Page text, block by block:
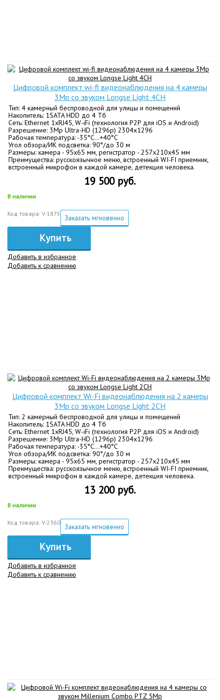
Цифровой комплект wi-fi видеонаблюдения на 4 камеры
3Mp со звуком Longse Light 4CH
Тип: 4 камерный беспроводной для улицы и помещений
Накопитель: 1SATA HDD до 4 Tб
Сеть: Ethernet 1хRJ45, W-iFi (технология P2P для iOS и Android)
Разрешение: 3Mp Ultra-HD (1296p) 2304х1296
Рабочая температура: -35°C…+40°C
Угол обзора/ИК подсветка: 90°/до 30 м
Размеры: камера - 95х65 мм, регистратор - 257х210х45 мм
Преимущества: русскоязычное меню, встроенный WI-FI приемник,
встроенный микрофон в каждой камере, детекция человека.
19 500 руб.
В наличии
Код товара: V-1875 Заказать мгновенно
Купить
Добавить в избранное
Добавить к сравнению
Цифровой комплект Wi-Fi видеонаблюдения на 2 камеры
3Mp со звуком Longse Light 2CH
Тип: 2 камерный беспроводной для улицы и помещений
Накопитель: 1SATA HDD до 4 Tб
Сеть: Ethernet 1хRJ45, W-iFi (технология P2P для iOS и Android)
Разрешение: 3Mp Ultra-HD (1296p) 2304х1296
Рабочая температура: -35°C…+40°C
Угол обзора/ИК подсветка: 90°/до 30 м
Размеры: камера - 95х65 мм, регистратор - 257х210х45 мм
Преимущества: русскоязычное меню, встроенный WI-FI приемник,
встроенный микрофон в каждой камере, детекция человека.
13 200 руб.
В наличии
Код товара: V-2360 Заказать мгновенно
Купить
Добавить в избранное
Добавить к сравнению